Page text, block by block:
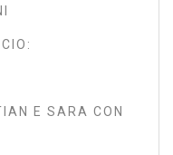
E SARA CON